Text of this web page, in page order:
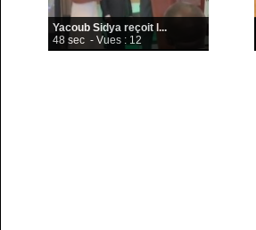
Yacoub Sidya reçoit l...
48 sec - Vues : 12